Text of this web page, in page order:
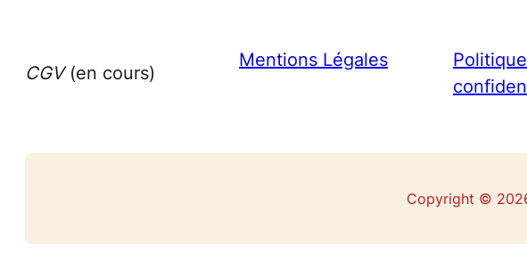
CGV(en cours)
Mentions Légales
Copyright ©